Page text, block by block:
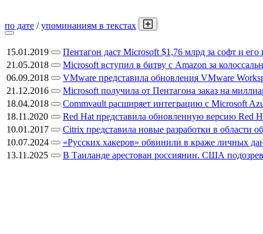
по дате /упоминаниям в текстах
15.01.2019
Пентагон даст Microsoft $1,76 млрд за софт и его
21.05.2018
Microsoft вступил в битву с Amazon за
06.09.2018
VMware представила обновления VMware
21.12.2016
Microsoft получила от Пентагона заказ на
18.04.2018
Commvault расширяет интеграцию с Microsoft
18.11.2020
Red Hat представила обновленную версию Red
10.01.2017
Citrix представила новые разработки в области
10.07.2024
«Русских хакеров» обвинили в краже личных
13.11.2025
В Таиланде арестован россиянин. США